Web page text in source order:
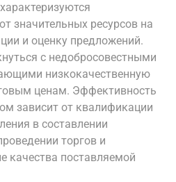
значительных ресурсов на
и оценку предложений.
с недобросовестными
низкокачественную
ценам. Эффективность
зависит от квалификации
в составлении
торгов и
качества поставляемой